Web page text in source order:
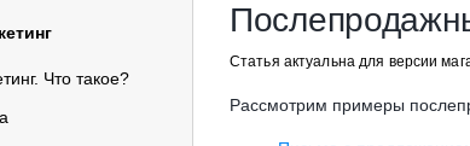
Что такое?
Статья актуальна для версии
Рассмотрим примеры